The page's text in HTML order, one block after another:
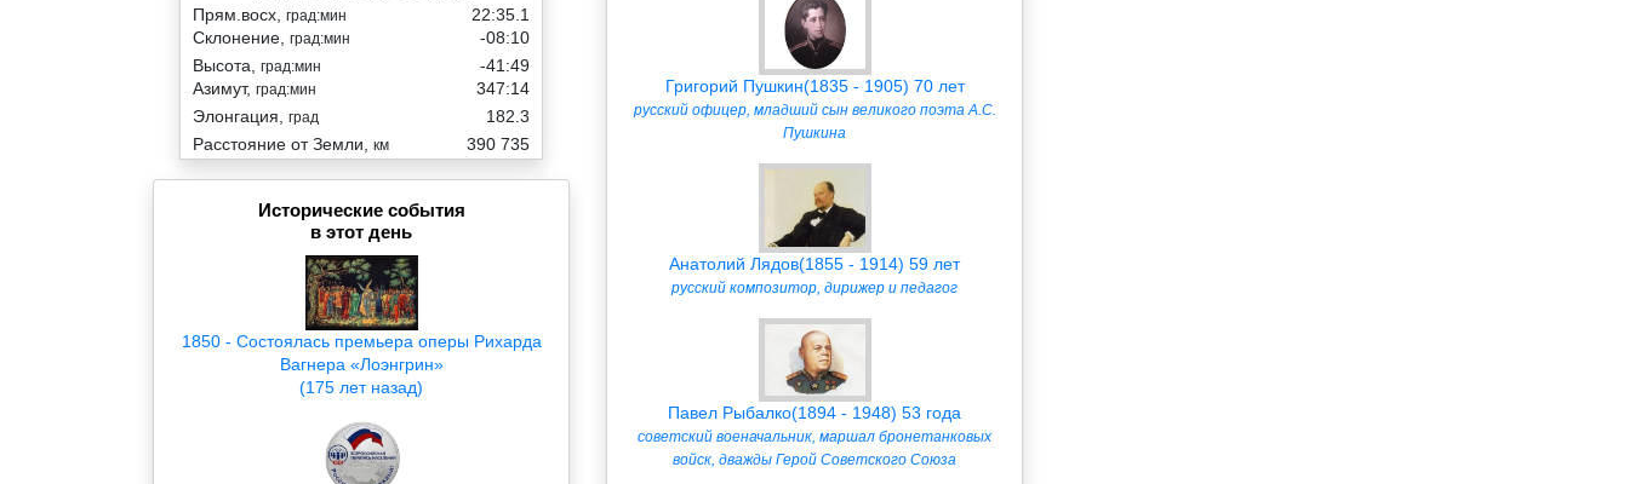
Прям.восх, град:мин
Склонение, град:мин
22:35.1
-08:10
Высота, град:мин
Азимут, град:мин
-41:49
347:14
Элонгация, град
182.3
Расстояние от Земли, км 390 735
Исторические события
в этот день
1850 - Состоялась премьера оперы Рихарда
Вагнера «Лоэнгрин»
(175 лет назад)
Григорий Пушкин(1835 - 1905) 70 лет
русский офицер, младший сын великого поэта А.С.
Пушкина
Анатолий Лядов(1855 - 1914) 59 лет
русский композитор, дирижер и педагог
Павел Рыбалко(1894 - 1948) 53 года
советский военачальник, маршал бронетанковых
войск, дважды Герой Советского Союза